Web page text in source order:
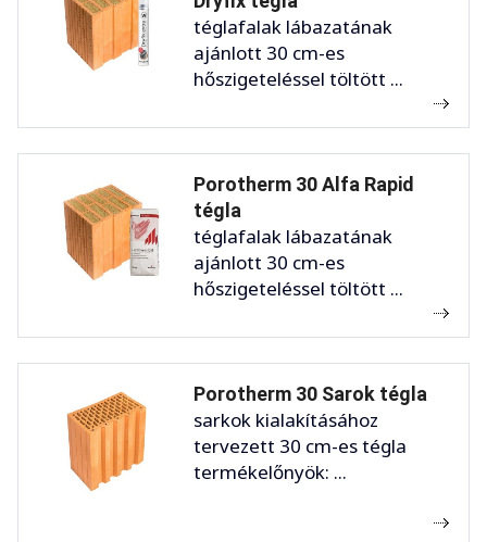
téglafalak lábazatának
ajánlott 30 cm-es
hőszigeteléssel töltött ...
Porotherm 30 Alfa Rapid
tégla
téglafalak lábazatának
ajánlott 30 cm-es
hőszigeteléssel töltött ...
Porotherm 30 Sarok tégla
sarkok kialakításához
tervezett 30 cm-es tégla
termékelőnyök: ...